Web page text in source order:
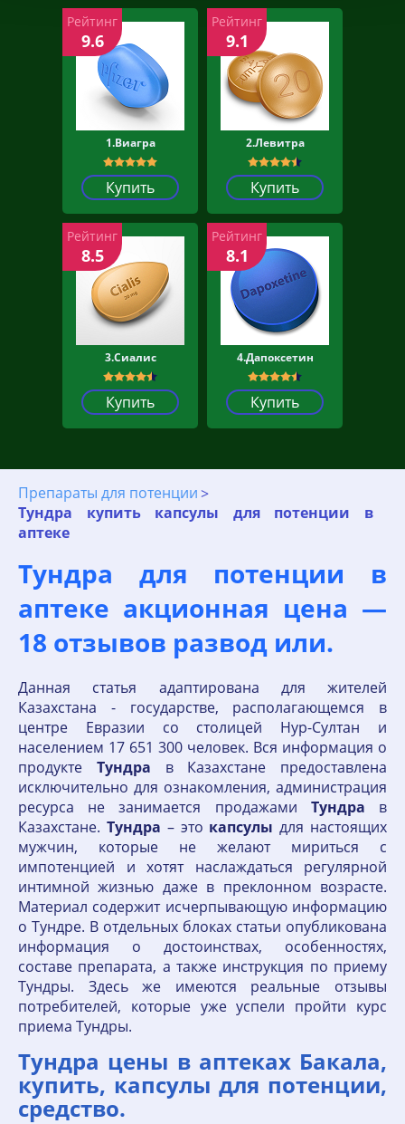
1.Виагра
Купить
Рейтинг
9.6
2.Левитра
Купить
Рейтинг
9.1
3.Сиалис
Купить
Рейтинг
8.5
4.Дапоксетин
Купить
Рейтинг
8.1
Препараты для потенции
Тундра купить капсулы для потенции в
аптеке
Тундра для потенции в
аптеке акционная цена —
18 отзывов развод или.
Данная статья адаптирована для жителей
Казахстана - государстве, располагающемся в
центре Евразии со столицей Нур-Султан и
населением 17 651 300 человек. Вся информация о
продукте Тундра в Казахстане предоставлена
исключительно для ознакомления, администрация
ресурса не занимается продажами Тундра в
Казахстане. Тундра – это капсулы для настоящих
мужчин, которые не желают мириться с
импотенцией и хотят наслаждаться регулярной
интимной жизнью даже в преклонном возрасте.
Материал содержит исчерпывающую информацию
о Тундре. В отдельных блоках статьи опубликована
информация о достоинствах, особенностях,
составе препарата, а также инструкция по приему
Тундры. Здесь же имеются реальные отзывы
потребителей, которые уже успели пройти курс
приема Тундры.
Тундра цены в аптеках Бакала,
купить, капсулы для потенции,
средство.